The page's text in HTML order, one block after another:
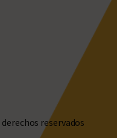
reservados